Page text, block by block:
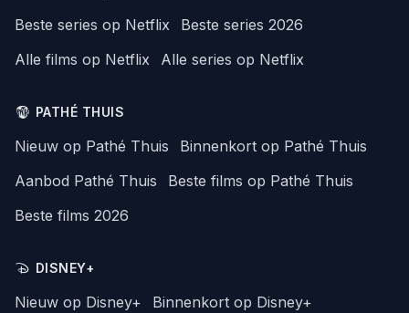
Beste series op Netflix
Beste series 2026
Alle films op Netflix
Alle series op Netflix
PATHÉ THUIS
Nieuw op Pathé Thuis
Binnenkort op Pathé Thuis
Aanbod Pathé Thuis
Beste films op Pathé Thuis
Beste films 2026
DISNEY+
Nieuw op Disney+
Binnenkort op Disney+